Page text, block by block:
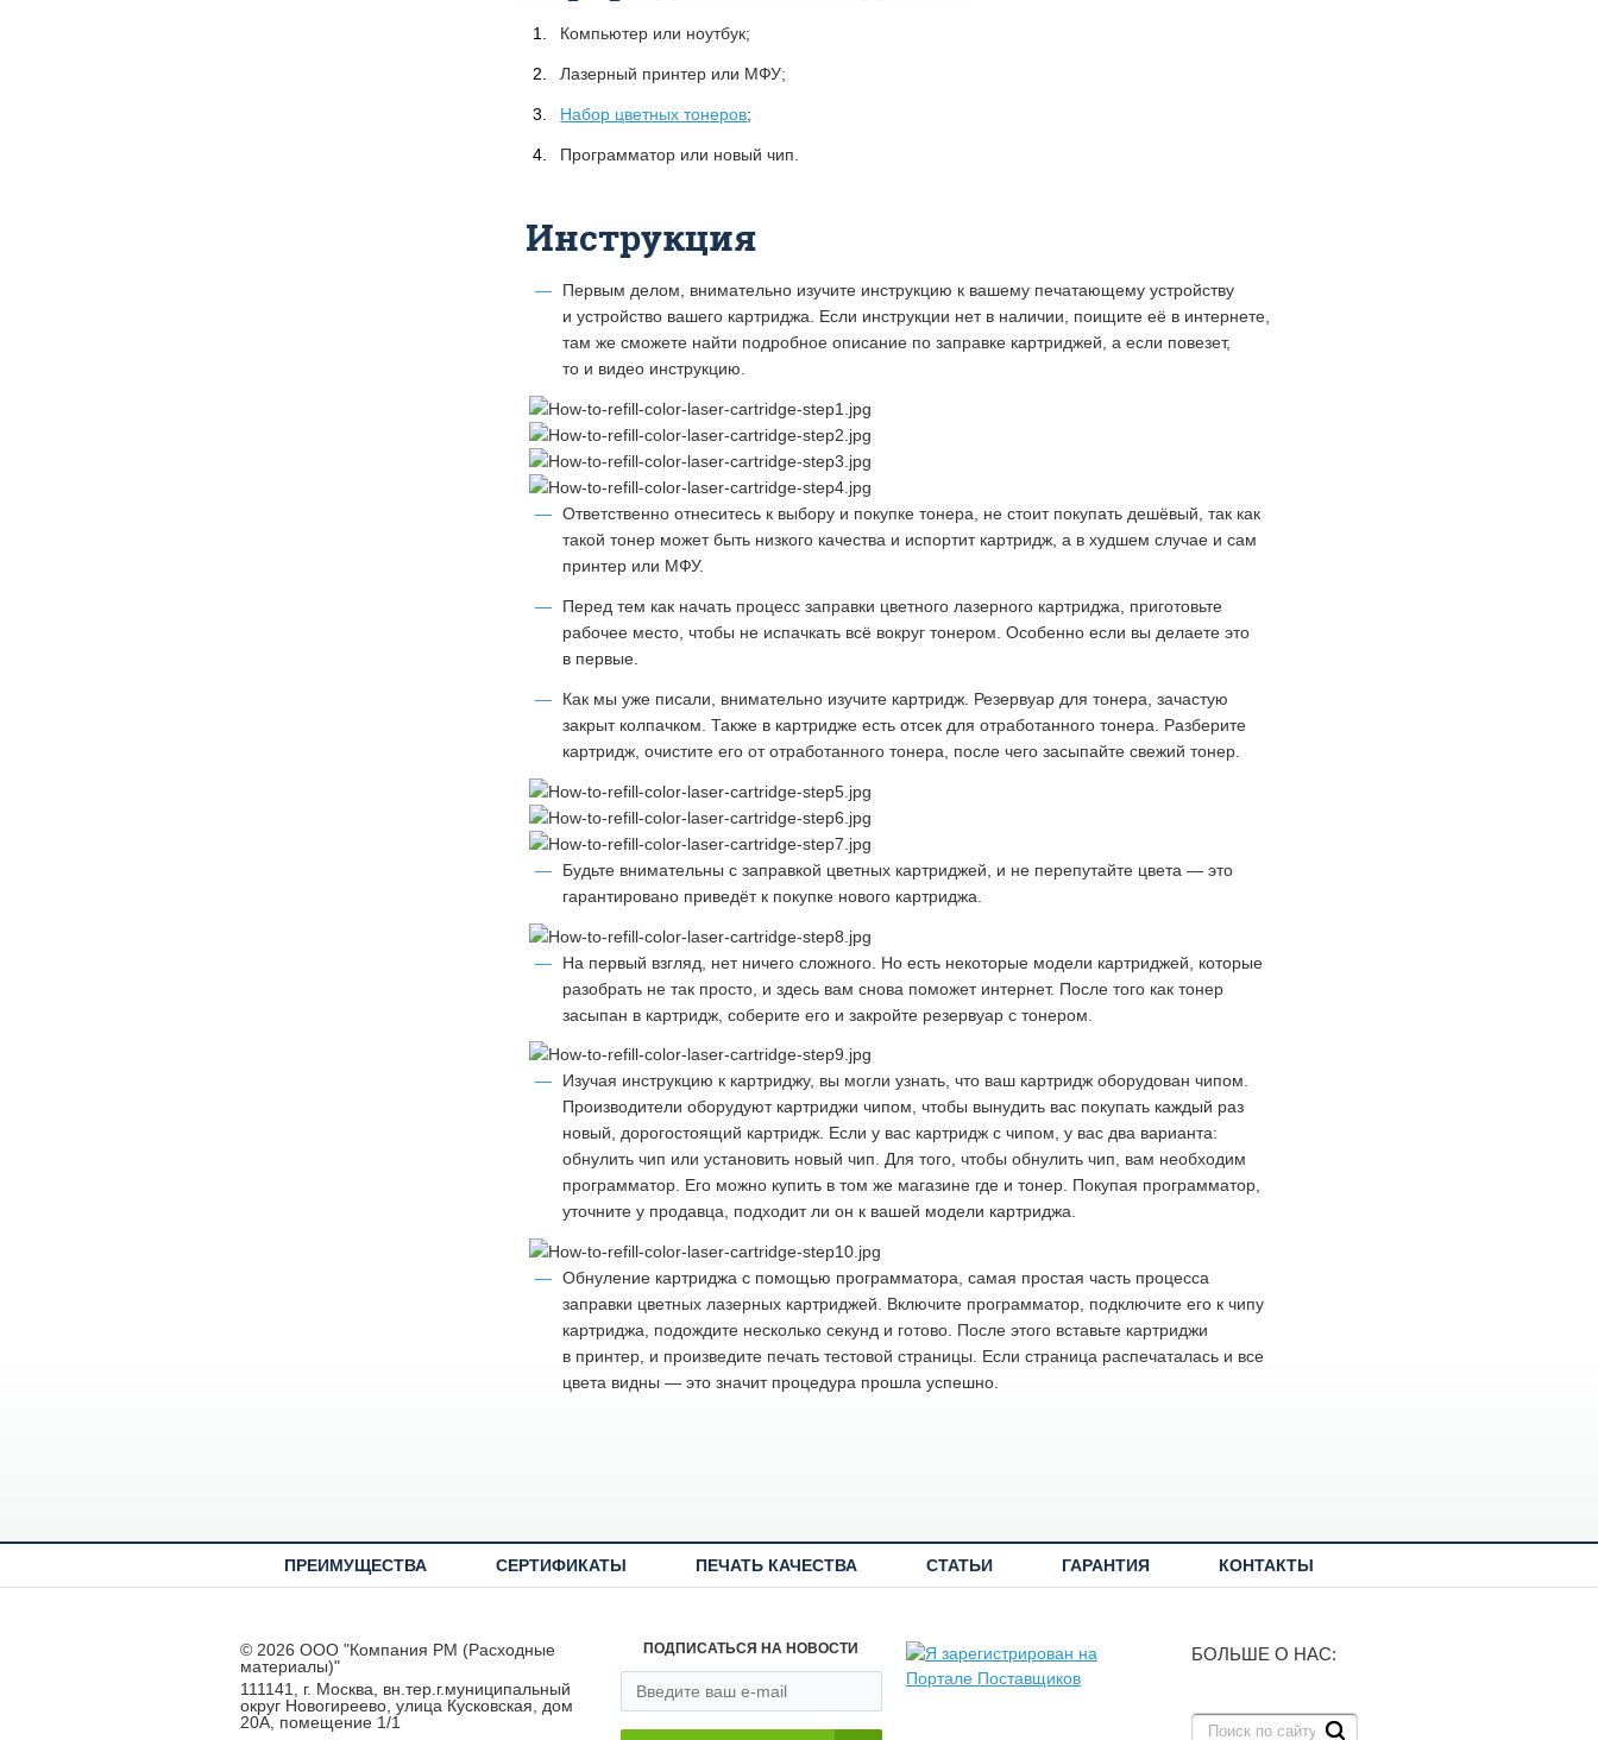
Компьютер или ноутбук;
Лазерный принтер или МФУ;
Набор цветных тонеров;
Программатор или новый чип.
Инструкция
Первым делом, внимательно изучите инструкцию к вашему печатающему устройству
и устройство вашего картриджа. Если инструкции нет в наличии, поищите её в интернете,
там же сможете найти подробное описание по заправке картриджей, а если повезет,
то и видео инструкцию.
Ответственно отнеситесь к выбору и покупке тонера, не стоит покупать дешёвый, так как
такой тонер может быть низкого качества и испортит картридж, а в худшем случае и сам
принтер или МФУ.
Перед тем как начать процесс заправки цветного лазерного картриджа, приготовьте
рабочее место, чтобы не испачкать всё вокруг тонером. Особенно если вы делаете это
в первые.
Как мы уже писали, внимательно изучите картридж. Резервуар для тонера, зачастую
закрыт колпачком. Также в картридже есть отсек для отработанного тонера. Разберите
картридж, очистите его от отработанного тонера, после чего засыпайте свежий тонер.
Будьте внимательны с заправкой цветных картриджей, и не перепутайте цвета — это
гарантировано приведёт к покупке нового картриджа.
На первый взгляд, нет ничего сложного. Но есть некоторые модели картриджей, которые
разобрать не так просто, и здесь вам снова поможет интернет. После того как тонер
засыпан в картридж, соберите его и закройте резервуар с тонером.
Изучая инструкцию к картриджу, вы могли узнать, что ваш картридж оборудован чипом.
Производители оборудуют картриджи чипом, чтобы вынудить вас покупать каждый раз
новый, дорогостоящий картридж. Если у вас картридж с чипом, у вас два варианта:
обнулить чип или установить новый чип. Для того, чтобы обнулить чип, вам необходим
программатор. Его можно купить в том же магазине где и тонер. Покупая программатор,
уточните у продавца, подходит ли он к вашей модели картриджа.
Обнуление картриджа с помощью программатора, самая простая часть процесса
заправки цветных лазерных картриджей. Включите программатор, подключите его к чипу
картриджа, подождите несколько секунд и готово. После этого вставьте картриджи
в принтер, и произведите печать тестовой страницы. Если страница распечаталась и все
цвета видны — это значит процедура прошла успешно.
ПРЕИМУЩЕСТВА СЕРТИФИКАТЫ ПЕЧАТЬ КАЧЕСТВА СТАТЬИ ГАРАНТИЯ КОНТАКТЫ
© 2026 ООО "Компания РМ (Расходные
материалы)"
111141, г. Москва, вн.тер.г.муниципальный
округ Новогиреево, улица Кусковская, дом
20А, помещение 1/1
ПОДПИСАТЬСЯ НА НОВОСТИ БОЛЬШЕ О НАС: